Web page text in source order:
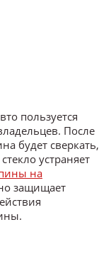
пользуется
После
будет сверкать,
устраняет
на
защищает